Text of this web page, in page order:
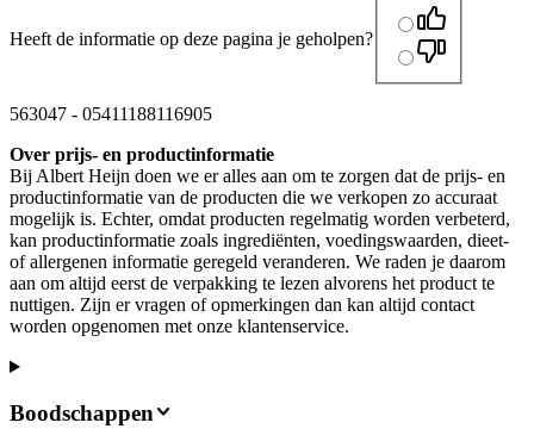
Heeft de informatie op deze pagina je geholpen?
563047 - 05411188116905
Over prijs- en productinformatie
Bij Albert Heijn doen we er alles aan om te zorgen dat de prijs- en
productinformatie van de producten die we verkopen zo accuraat
mogelijk is. Echter, omdat producten regelmatig worden verbeterd,
kan productinformatie zoals ingrediënten, voedingswaarden, dieet-
of allergenen informatie geregeld veranderen. We raden je daarom
aan om altijd eerst de verpakking te lezen alvorens het product te
nuttigen. Zijn er vragen of opmerkingen dan kan altijd contact
worden opgenomen met onze klantenservice.
Boodschappen